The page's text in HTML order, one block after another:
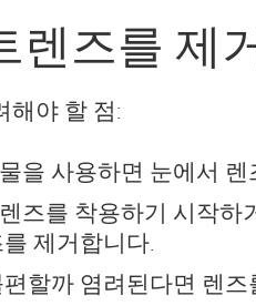
렌즈를 제
해야 할 점:
을 사용하면 눈에서
즈를 착용하기 시작하
제거합니다.
할까 염려된다면 렌